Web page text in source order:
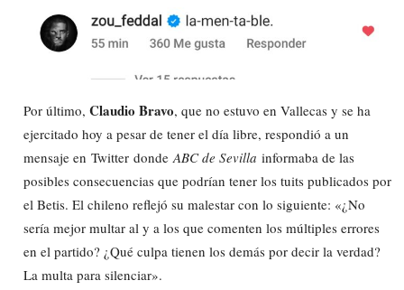
Por último, Claudio Bravo, que no estuvo en Vallecas y se ha
ejercitado hoy a pesar de tener el día libre, respondió a un
mensaje en Twitter dondeABC de Sevilla informaba de las
posibles consecuencias que podrían tener los tuits publicados por
el Betis. El chileno reflejó su malestar con lo siguiente: «¿No
sería mejor multar al y a los que comenten los múltiples errores
en el partido? ¿Qué culpa tienen los demás por decir la verdad?
La multa para silenciar».